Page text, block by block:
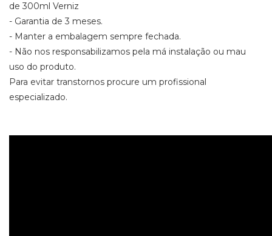
de 300ml Verniz
- Garantia de 3 meses.
- Manter a embalagem sempre fechada.
- Não nos responsabilizamos pela má instalação ou mau
uso do produto.
Para evitar transtornos procure um profissional
especializado.